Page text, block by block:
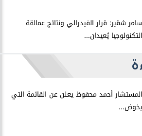
سامر شقير: قرار الفيدرالي ونتائج عمالقة
التكنولوجيا يُعيدان...
المستشار أحمد محفوظ يعلن عن القائمة التي
يخوض...